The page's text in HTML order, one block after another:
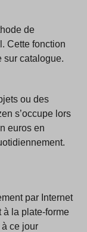
de
Cette fonction
sur catalogue.
ou des
s’occupe lors
euros en
par Internet
à la plate-forme
ce jour